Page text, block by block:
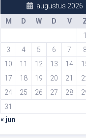
augustus 2026
M
D W D V
1
3
4 5 6 7
10
11 12 13 14
17
18 19 20 21
24
25 26 27 28
31
« jun